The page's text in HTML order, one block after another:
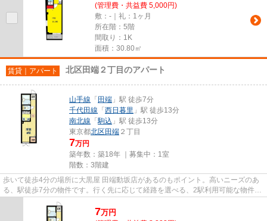
(管理費・共益費 5,000円)
敷：-｜礼：1ヶ月
所在階：5階
間取り：1K
面積：30.80㎡
賃貸｜アパート 北区田端２丁目のアパート
山手線 「 田端 」駅 徒歩7分
千代田線 「 西日暮里 」駅 徒歩13分
南北線 「駒込 」駅 徒歩13分
東京都北区 田端 ２丁目
7万円
築年数：築18年 ｜募集中： 1室
階数：3階建
歩いて徒歩4分の場所に大黒屋 田端動坂店があるのもポイント。高いニーズのあ
る、駅徒歩7分の物件です。行く先に応じて経路を選べる、2駅利用可能な物件で
す。こちらの物件はアパート...
7万円